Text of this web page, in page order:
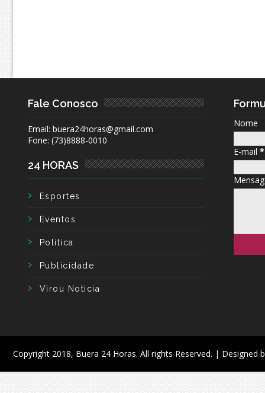
Fale Conosco
Email: buera24horas@gmail.com
Fone: (73)8888-0010
24 HORAS
Esportes
Eventos
Politica
Publicidade
Virou Noticia
Nome
E-mail *
Copyright 2018, Buera 24 Horas. All rights Reserved. | Designed